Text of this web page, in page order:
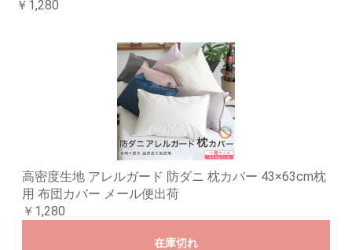
￥1,280
高密度生地 アレルガード 防ダニ 枕カバー 43×63cm枕
用 布団カバー メール便出荷
￥1,280
在庫切れ